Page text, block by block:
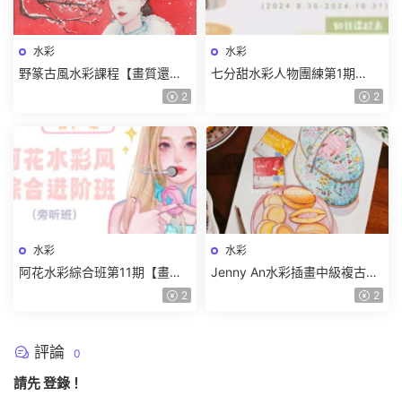
水彩
野篆古風水彩課程【畫質還行
2
水彩
七分甜水彩人物團練第1期
2024【畫質較差有筆刷和素 2
水彩
阿花水彩綜合班第11期【畫質
2
水彩
Jenny An水彩插畫中級複古包
裝系列【畫質還行有課件】
2
評論 0
請先登錄 ！